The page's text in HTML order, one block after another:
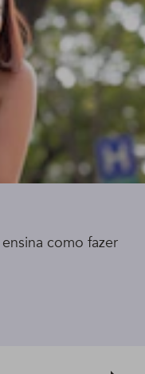
como fazer